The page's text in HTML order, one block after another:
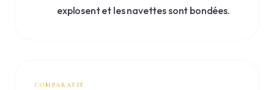
explosent et les navettes sont bondées.
COMPARATIF